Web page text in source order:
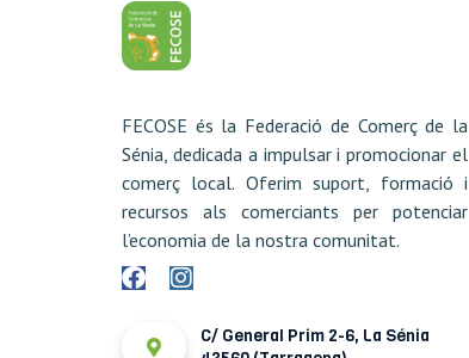
FECOSE és la Federació de Comerç de la
Sénia, dedicada a impulsar i promocionar el
comerç local. Oferim suport, formació i
recursos als comerciants per potenciar
l’economia de la nostra comunitat.
C/ General Prim 2-6, La Sénia